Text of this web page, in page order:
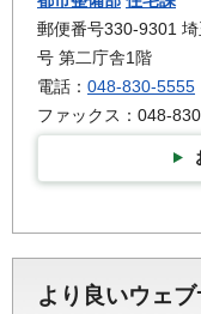
郵便番号330-9301
号 第二庁舎1階
電話： 048-830-5555
ファックス：048-
より良いウェ